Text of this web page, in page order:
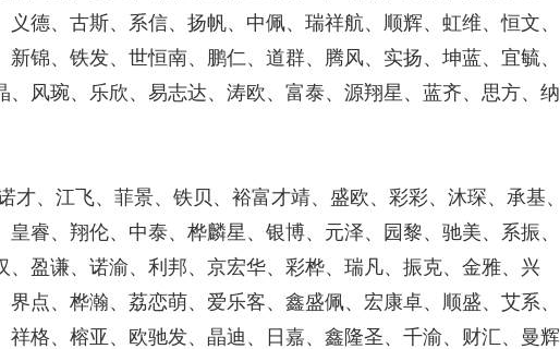
德、古斯、系信、扬帆、中佩、瑞祥航、顺辉、虹维、恒文、
锦、铁发、世恒南、鹏仁、道群、腾风、实扬、坤蓝、宜毓、
、风琬、乐欣、易志达、涛欧、富泰、源翔星、蓝齐、思方、纳
才、江飞、菲景、铁贝、裕富才靖、盛欧、彩彩、沐琛、承基、
睿、翔伦、中泰、桦麟星、银博、元泽、园黎、驰美、系振、
、盈谦、诺渝、利邦、京宏华、彩桦、瑞凡、振克、金雅、兴
界点、桦瀚、荔恋萌、爱乐客、鑫盛佩、宏康卓、顺盛、艾系、
祥格、榕亚、欧驰发、晶迪、日嘉、鑫隆圣、千渝、财汇、曼辉